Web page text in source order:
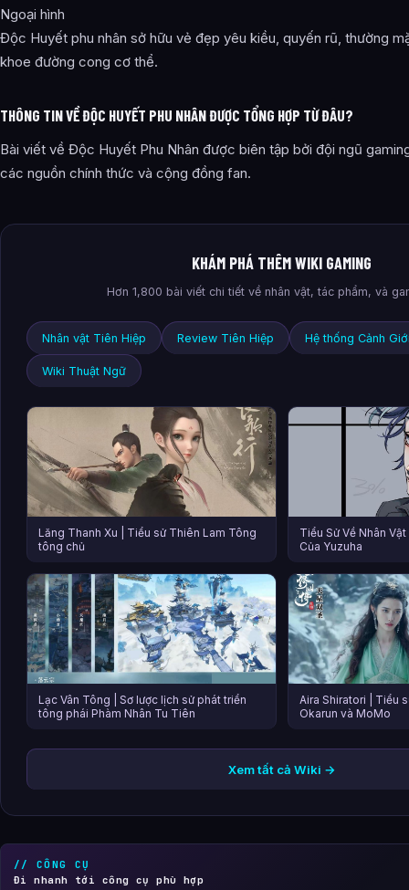
Ngoại hình
Độc Huyết phu nhân sở hữu vẻ đẹp yêu kiều, quyến rũ, thường
khoe đường cong cơ thể.
THÔNG TIN VỀ ĐỘC HUYẾT PHU NHÂN ĐƯỢC TỔNG HỢP TỪ ĐÂU?
Bài viết về Độc Huyết Phu Nhân được biên tập bởi đội ngũ
các nguồn chính thức và cộng đồng fan.
KHÁM PHÁ THÊM WIKI GAMING
Hơn 1,800 bài viết chi tiết về nhân vật, tác phẩm, và
Nhân vật Tiên Hiệp Review Tiên Hiệp Hệ thống Cảnh
Wiki Thuật Ngữ
Lăng Thanh Xu | Tiểu sử Thiên Lam Tông
tông chủ
Tiểu Sử Về Nhân
Của Yuzuha
Lạc Vân Tông | Sơ lược lịch sử phát triển
tông phái Phàm Nhân Tu Tiên
Aira Shiratori | Tiểu
Okarun và MoMo
Xem tất cả Wiki →
// CÔNG CỤ
Đi nhanh tới công cụ phù hợp